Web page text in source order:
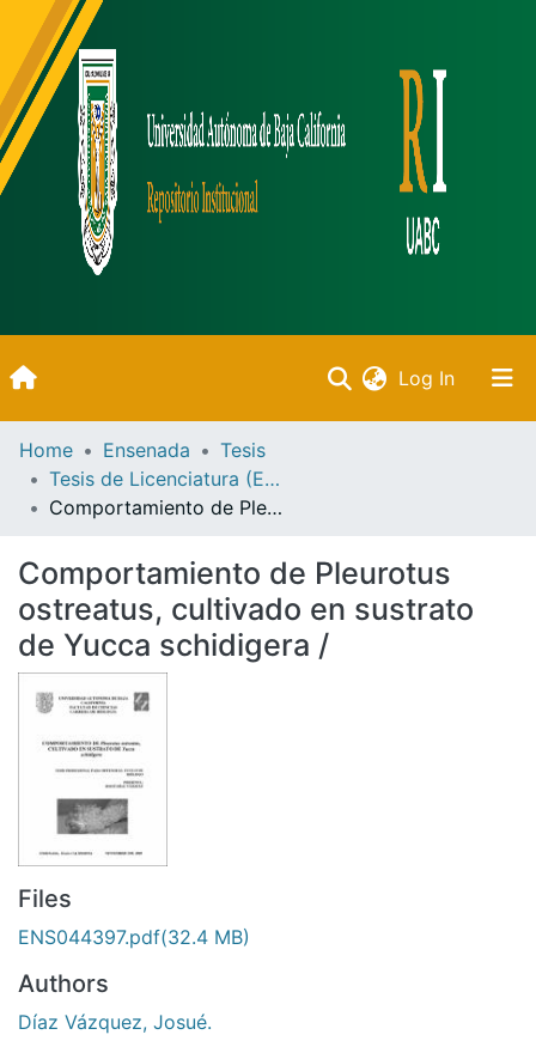
Log In(current)
Inicio
Communities & Collections
Statistics
Bibliotecas
Home Ensenada
Tesis
Tesis de Licenciatura (Ensenada)
Comportamiento de Pleurotus ostreatus, cultivado en sustrato de Yucca schidigera /
Comportamiento de Pleurotus
ostreatus, cultivado en sustrato
de Yucca schidigera /
Files
ENS044397.pdf(32.4 MB)
Authors
Díaz Vázquez, Josué.